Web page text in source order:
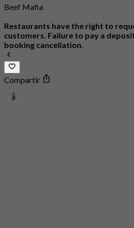
Beef Mafia
Restaurants have the right to
customers. Failure to pay a
booking cancellation.
Compartir